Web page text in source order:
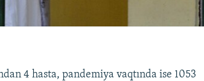
4 hasta, pandemiya vaqtında ise 1053